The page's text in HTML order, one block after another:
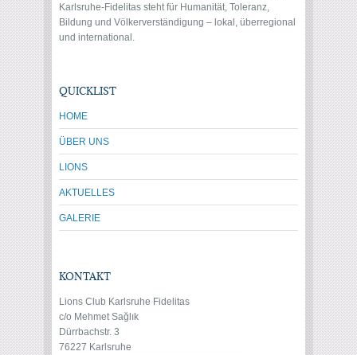
Karlsruhe-Fidelitas steht für Humanität, Toleranz,
Bildung und Völkerverständigung – lokal, überregional
und international.
QUICKLIST
HOME
ÜBER UNS
LIONS
AKTUELLES
GALERIE
KONTAKT
Lions Club Karlsruhe Fidelitas
c/o Mehmet Sağlık
Dürrbachstr. 3
76227 Karlsruhe